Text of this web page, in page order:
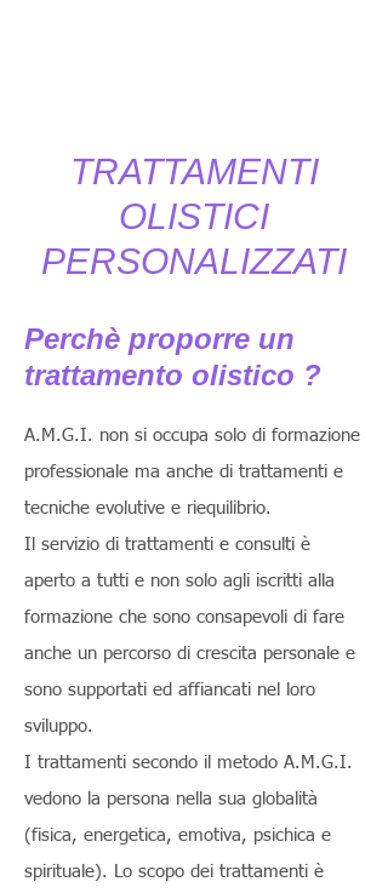
TRATTAMENTI
OLISTICI
PERSONALIZZATI
Perchè proporre un
trattamento olistico ?
A.M.G.I. non si occupa solo di formazione
professionale ma anche di trattamenti e
tecniche evolutive e riequilibrio.
Il servizio di trattamenti e consulti è
aperto a tutti e non solo agli iscritti alla
formazione che sono consapevoli di fare
anche un percorso di crescita personale e
sono supportati ed affiancati nel loro
sviluppo.
I trattamenti secondo il metodo A.M.G.I.
vedono la persona nella sua globalità
(fisica, energetica, emotiva, psichica e
spirituale). Lo scopo dei trattamenti è